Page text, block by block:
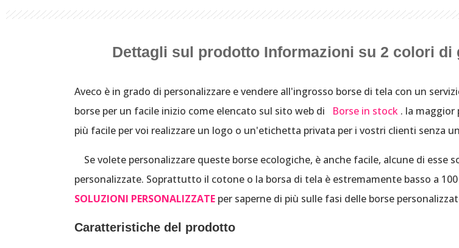
Dettagli sul prodotto Informazioni su 2 colori di
Aveco è in grado di personalizzare e vendere all'ingrosso borse di tela con un
borse per un facile inizio come elencato sul sito web di
Borse in stock . la
più facile per voi realizzare un logo o un'etichetta privata per i vostri clienti senza
Se volete personalizzare queste borse ecologiche, è anche facile, alcune di esse
personalizzate. Soprattutto il cotone o la borsa di tela è estremamente basso a
SOLUZIONI PERSONALIZZATE per saperne di più sulle fasi delle borse
Caratteristiche del prodotto